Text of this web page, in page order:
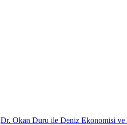
Dr. Okan Duru ile Deniz Ekonomisi ve